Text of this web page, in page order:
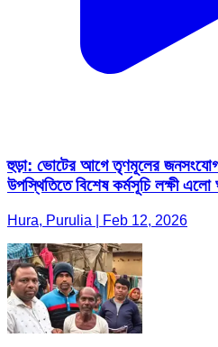
হুড়া: ভোটের আগে তৃণমূলের
উপস্থিতিতে বিশেষ কর্মসূচি লক্ষী এলো
Hura, Purulia | Feb 12, 2026